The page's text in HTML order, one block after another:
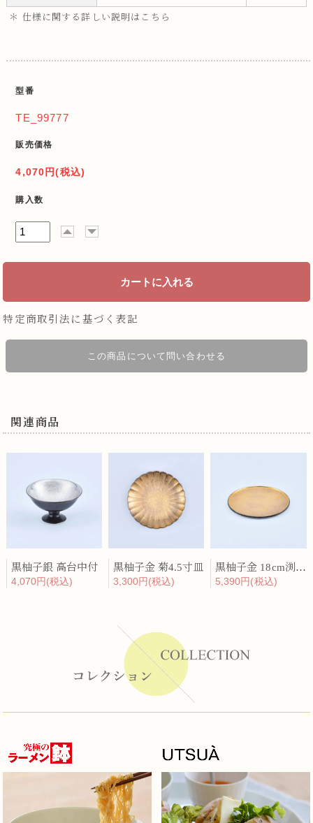
＊ 仕様に関する詳しい説明はこちら
型番
TE_99777
販売価格
4,070円(税込)
購入数
特定商取引法に基づく表記
この商品について問い合わせる
関連商品
黒柚子銀 高台中付
4,070円(税込)
黒柚子金 菊4.5寸皿
3,300円(税込)
黒柚子金 18cm渕付丸皿
5,390円(税込)